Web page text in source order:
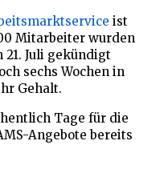
ist
Mitarbeiter wurden
Juli gekündigt
sechs Wochen in
Gehalt.
Tage für die
Angebote bereits